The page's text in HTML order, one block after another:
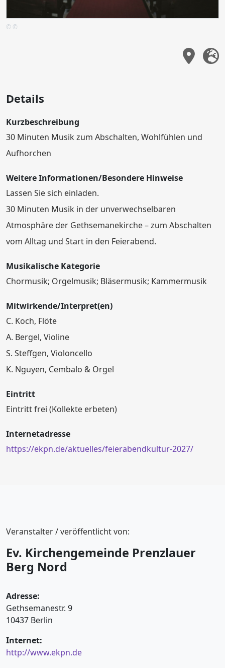
© ©
Details
Kurzbeschreibung
30 Minuten Musik zum Abschalten, Wohlfühlen und
Aufhorchen
Weitere Informationen/Besondere Hinweise
Lassen Sie sich einladen.
30 Minuten Musik in der unverwechselbaren
Atmosphäre der Gethsemanekirche – zum Abschalten
vom Alltag und Start in den Feierabend.
Musikalische Kategorie
Chormusik; Orgelmusik; Bläsermusik; Kammermusik
Mitwirkende/Interpret(en)
C. Koch, Flöte
A. Bergel, Violine
S. Steffgen, Violoncello
K. Nguyen, Cembalo & Orgel
Eintritt
Eintritt frei (Kollekte erbeten)
Internetadresse
https://ekpn.de/aktuelles/feierabendkultur-2027/
Veranstalter / veröffentlicht von:
Ev. Kirchengemeinde Prenzlauer
Berg Nord
Adresse:
Gethsemanestr. 9
10437 Berlin
Internet:
http://www.ekpn.de